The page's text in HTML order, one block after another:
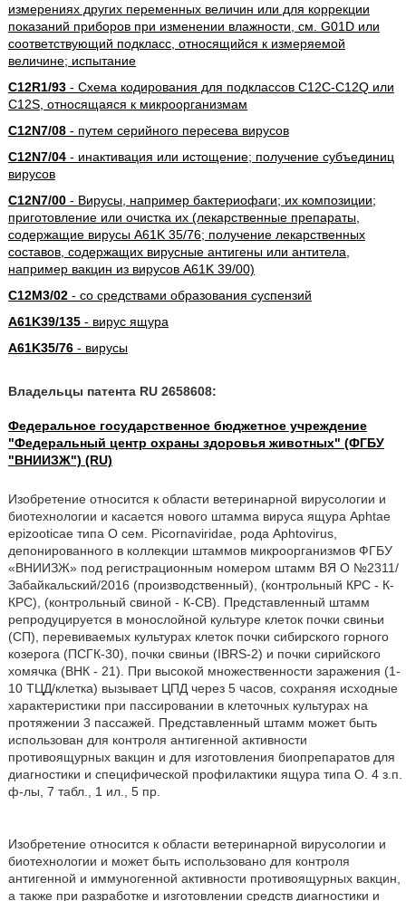
измерениях других переменных величин или для коррекции
показаний приборов при изменении влажности, см. G01D или
соответствующий подкласс, относящийся к измеряемой
величине; испытание
C12R1/93- Схема кодирования для подклассов C12C-C12Q или
C12S, относящаяся к микроорганизмам
C12N7/08- путем серийного пересева вирусов
C12N7/04- инактивация или истощение; получение субъединиц
вирусов
C12N7/00- Вирусы, например бактериофаги; их композиции;
приготовление или очистка их (лекарственные препараты,
содержащие вирусы A61K 35/76; получение лекарственных
составов, содержащих вирусные антигены или антитела,
например вакцин из вирусов A61K 39/00)
C12M3/02- со средствами образования суспензий
A61K39/135- вирус ящура
A61K35/76- вирусы
Владельцы патента RU 2658608:
Федеральное государственное бюджетное учреждение
"Федеральный центр охраны здоровья животных" (ФГБУ
"ВНИИЗЖ") (RU)
Изобретение относится к области ветеринарной вирусологии и
биотехнологии и касается нового штамма вируса ящура Aphtae
epizooticae типа О сем. Picornaviridae, рода Aphtovirus,
депонированного в коллекции штаммов микроорганизмов ФГБУ
«ВНИИЗЖ» под регистрационным номером штамм ВЯ О №2311/
Забайкальский/2016 (производственный), (контрольный КРС - К-
КРС), (контрольный свиной - К-СВ). Представленный штамм
репродуцируется в монослойной культуре клеток почки свиньи
(СП), перевиваемых культурах клеток почки сибирского горного
козерога (ПСГК-30), почки свиньи (IBRS-2) и почки сирийского
хомячка (ВНК - 21). При высокой множественности заражения (1-
10 ТЦД/клетка) вызывает ЦПД через 5 часов, сохраняя исходные
характеристики при пассировании в клеточных культурах на
протяжении 3 пассажей. Представленный штамм может быть
использован для контроля антигенной активности
противоящурных вакцин и для изготовления биопрепаратов для
диагностики и специфической профилактики ящура типа О. 4 з.п.
ф-лы, 7 табл., 1 ил., 5 пр.
Изобретение относится к области ветеринарной вирусологии и
биотехнологии и может быть использовано для контроля
антигенной и иммуногенной активности противоящурных вакцин,
а также при разработке и изготовлении средств диагностики и